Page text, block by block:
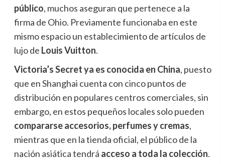
público, muchos aseguran que pertenece a la
firma de Ohio. Previamente funcionaba en este
mismo espacio un establecimiento de artículos de
lujo de Louis Vuitton.
Victoria’s Secret ya es conocida en China, puesto
que en Shanghai cuenta con cinco puntos de
distribución en populares centros comerciales, sin
embargo, en estos pequeños locales solo pueden
compararse accesorios, perfumes y cremas,
mientras que en la tienda oficial, el público de la
nación asiática tendrá acceso a toda la colección.